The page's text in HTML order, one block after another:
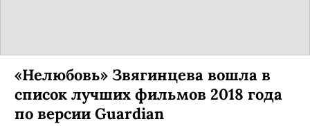
«Нелюбовь» Звягинцева вошла в
список лучших фильмов 2018 года
по версии Guardian